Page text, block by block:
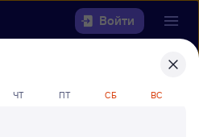
Войти
найти
ЧТ ПТ СБ ВС